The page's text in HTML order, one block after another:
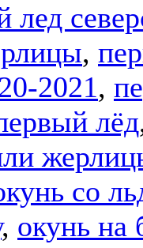
лед
,
2021,
лёд
со
, окунь на